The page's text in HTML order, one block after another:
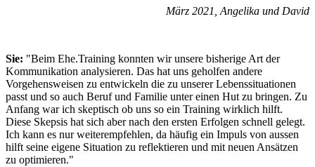
März 2021, Angelika und David
Sie: "Beim Ehe.Training konnten wir unsere bisherige Art der
Kommunikation analysieren. Das hat uns geholfen andere
Vorgehensweisen zu entwickeln die zu unserer Lebenssituationen
passt und so auch Beruf und Familie unter einen Hut zu bringen. Zu
Anfang war ich skeptisch ob uns so ein Training wirklich hilft.
Diese Skepsis hat sich aber nach den ersten Erfolgen schnell gelegt.
Ich kann es nur weiterempfehlen, da häufig ein Impuls von aussen
hilft seine eigene Situation zu reflektieren und mit neuen Ansätzen
zu optimieren."